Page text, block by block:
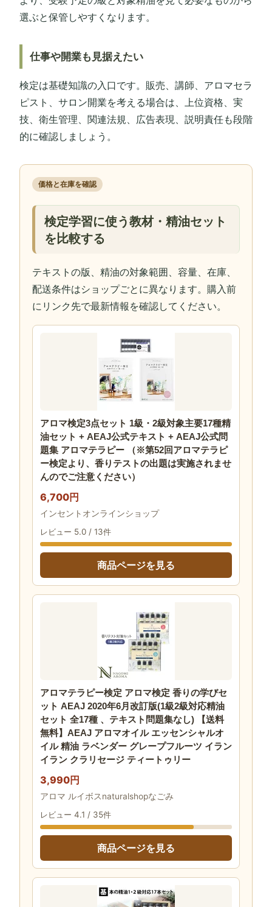
選ぶと保管しやすくなります。
仕事や開業も見据えたい
検定は基礎知識の入口です。販売、講師、アロマセラ
ピスト、サロン開業を考える場合は、上位資格、実
技、衛生管理、関連法規、広告表現、説明責任も段階
的に確認しましょう。
価格と在庫を確認
検定学習に使う教材・精油セット
を比較する
テキストの版、精油の対象範囲、容量、在庫、
配送条件はショップごとに異なります。購入前
にリンク先で最新情報を確認してください。
アロマ検定3点セット 1級・2級対象主要17種精
油セット + AEAJ公式テキスト + AEAJ公式問
題集 アロマテラピー （※第52回アロマテラピ
ー検定より、香りテストの出題は実施されませ
んのでご注意ください）
6,700円
インセントオンラインショップ
レビュー 5.0 / 13件
商品ページを見る
アロマテラピー検定 アロマ検定 香りの学びセ
ット AEAJ 2020年6月改訂版(1級2級対応精油
セット 全17種 、テキスト問題集なし) 【送料
無料】AEAJ アロマオイル エッセンシャルオ
イル 精油 ラベンダー グレープフルーツ イラン
イラン クラリセージ ティートゥリー
3,990円
アロマ ルイボスnaturalshopなごみ
レビュー 4.1 / 35件
商品ページを見る